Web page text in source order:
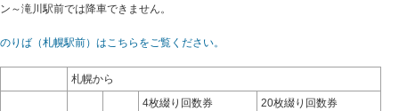
ン～滝川駅前では降車できません。
のりば（札幌駅前）はこちらをご覧ください。
札幌から
4枚綴り回数券
20枚綴り回数券